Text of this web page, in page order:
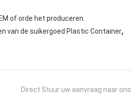
of orde het produceren.
van de suikergoed Plastic Container,
Direct Stuur uw aanvraag naar ons